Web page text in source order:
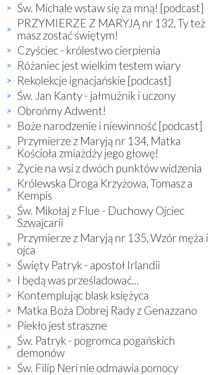
Św. Michale wstaw się za mną! [podcast]
PRZYMIERZE Z MARYJĄ nr 132, Ty też
masz zostać świętym!
Czyściec - królestwo cierpienia
Różaniec jest wielkim testem wiary
Rekolekcje ignacjańskie [podcast]
Św. Jan Kanty - jałmużnik i uczony
Obrońmy Adwent!
Boże narodzenie i niewinność [podcast]
Przymierze z Maryją nr 134, Matka
Kościoła zmiażdży jego głowę!
Życie na wsi z dwóch punktów widzenia
Królewska Droga Krzyżowa, Tomasz a
Kempis
Św. Mikołaj z Flue - Duchowy Ojciec
Szwajcarii
Przymierze z Maryją nr 135, Wzór męża i
ojca
Święty Patryk - apostoł Irlandii
I będą was prześladować...
Kontemplując blask księżyca
Matka Boża Dobrej Rady z Genazzano
Piekło jest straszne
Św. Patryk - pogromca pogańskich
demonów
Św. Filip Neri nie odmawia pomocy